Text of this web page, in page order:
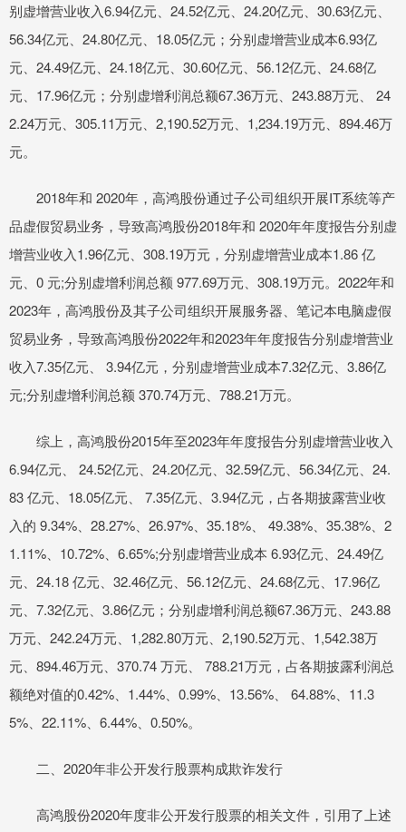
别虚增营业收入6.94亿元、24.52亿元、24.20亿元、30.63亿元、
56.34亿元、24.80亿元、18.05亿元；分别虚增营业成本6.93亿
元、24.49亿元、24.18亿元、30.60亿元、56.12亿元、24.68亿
元、17.96亿元；分别虚增利润总额67.36万元、243.88万元、 24
2.24万元、305.11万元、2,190.52万元、1,234.19万元、894.46万
元。
2018年和 2020年，高鸿股份通过子公司组织开展IT系统等产
品虚假贸易业务，导致高鸿股份2018年和 2020年年度报告分别虚
增营业收入1.96亿元、308.19万元，分别虚增营业成本1.86 亿
元、0 元;分别虚增利润总额 977.69万元、308.19万元。2022年和
2023年，高鸿股份及其子公司组织开展服务器、笔记本电脑虚假
贸易业务，导致高鸿股份2022年和2023年年度报告分别虚增营业
收入7.35亿元、 3.94亿元，分别虚增营业成本7.32亿元、3.86亿
元;分别虚增利润总额 370.74万元、788.21万元。
综上，高鸿股份2015年至2023年年度报告分别虚增营业收入
6.94亿元、 24.52亿元、24.20亿元、32.59亿元、56.34亿元、24.
83 亿元、18.05亿元、 7.35亿元、3.94亿元，占各期披露营业收
入的 9.34%、28.27%、26.97%、35.18%、 49.38%、35.38%、2
1.11%、10.72%、6.65%;分别虚增营业成本 6.93亿元、24.49亿
元、24.18 亿元、32.46亿元、56.12亿元、24.68亿元、17.96亿
元、7.32亿元、3.86亿元；分别虚增利润总额67.36万元、243.88
万元、242.24万元、1,282.80万元、2,190.52万元、1,542.38万
元、894.46万元、370.74 万元、 788.21万元，占各期披露利润总
额绝对值的0.42%、1.44%、0.99%、13.56%、 64.88%、11.3
5%、22.11%、6.44%、0.50%。
二、2020年非公开发行股票构成欺诈发行
高鸿股份2020年度非公开发行股票的相关文件，引用了上述